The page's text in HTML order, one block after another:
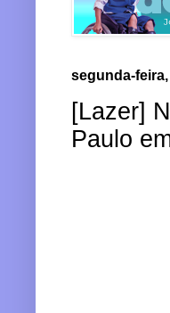
segunda-
[Lazer]
Paulo